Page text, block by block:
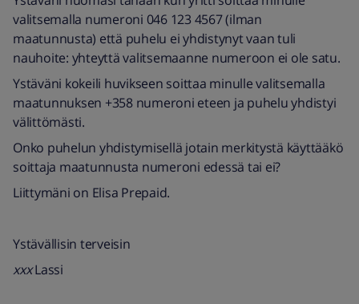
valitsemalla numeroni 046 123 4567 (ilman
maatunnusta) että puhelu ei yhdistynyt vaan tuli
nauhoite: yhteyttä valitsemaanne numeroon ei ole satu.
Ystäväni kokeili huvikseen soittaa minulle valitsemalla
maatunnuksen +358 numeroni eteen ja puhelu yhdistyi
välittömästi.
Onko puhelun yhdistymisellä jotain merkitystä käyttääkö
soittaja maatunnusta numeroni edessä tai ei?
Liittymäni on Elisa Prepaid.
Ystävällisin terveisin
xxxLassi